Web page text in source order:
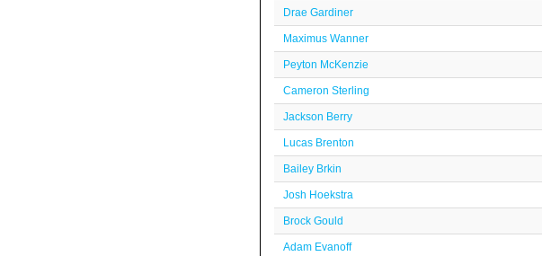
Drae Gardiner
Maximus Wanner
Peyton McKenzie
Cameron Sterling
Jackson Berry
Lucas Brenton
Bailey Brkin
Josh Hoekstra
Brock Gould
Adam Evanoff